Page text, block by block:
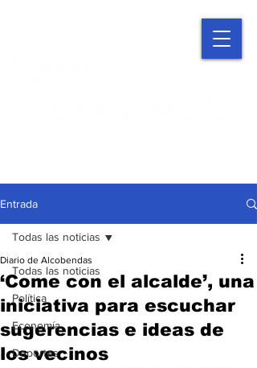
Entrada
Todas las noticias
Política
Economía
Deportes
Todas las noticias
‘Come con el alcalde’, una
iniciativa para escuchar
sugerencias e ideas de
los vecinos
Diario de Alcobendas